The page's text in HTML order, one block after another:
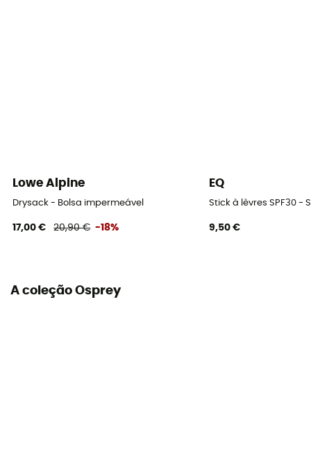
Lowe Alpine
Drysack - Bolsa impermeável
17,00 € 20,90 € -18%
EQ
Stick à lèvres SPF30 -
9,50 €
A coleção Osprey